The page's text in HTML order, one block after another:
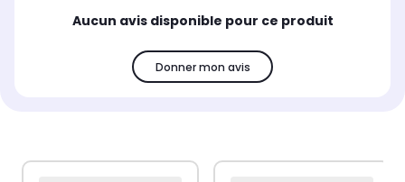
Aucun avis disponible pour ce produit
Donner mon avis